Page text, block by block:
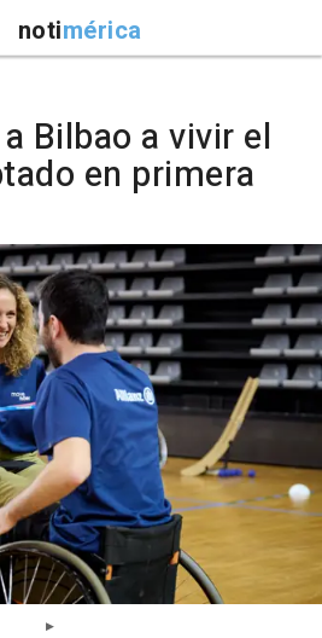
notimérica
Bilbao a vivir el
en primera